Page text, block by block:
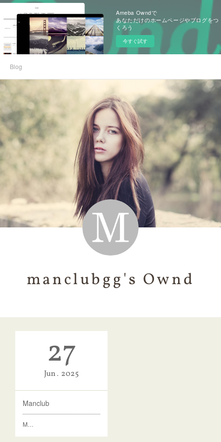
Ameba Owndで
あなただけのホームページやブログをつ
くろう
今すぐ試す
Blog
manclubgg's Ownd
27
Jun 2025
Manclub
M…